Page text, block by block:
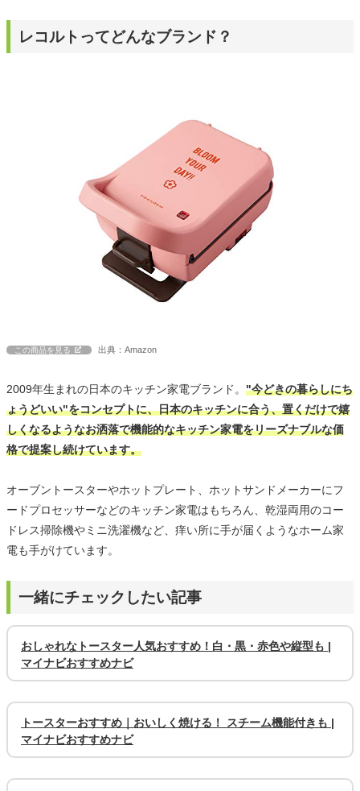
レコルトってどんなブランド？
この商品を見る 出典：Amazon
2009年生まれの日本のキッチン家電ブランド。 "今どきの暮らしにち
ょうどいい"をコンセプトに、日本のキッチンに合う、置くだけで嬉
しくなるようなお洒落で機能的なキッチン家電をリーズナブルな価
格で提案し続けています。
オーブントースターやホットプレート、ホットサンドメーカーにフ
ードプロセッサーなどのキッチン家電はもちろん、乾湿両用のコー
ドレス掃除機やミニ洗濯機など、痒い所に手が届くようなホーム家
電も手がけています。
一緒にチェックしたい記事
おしゃれなトースター人気おすすめ！白・黒・赤色や縦型も |
マイナビおすすめナビ
トースターおすすめ｜おいしく焼ける！ スチーム機能付きも |
マイナビおすすめナビ